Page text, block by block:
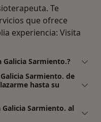
Te
que ofrece
experiencia: Visita
Galicia Sarmiento.?
Sarmiento. de
hasta su
Sarmiento. al